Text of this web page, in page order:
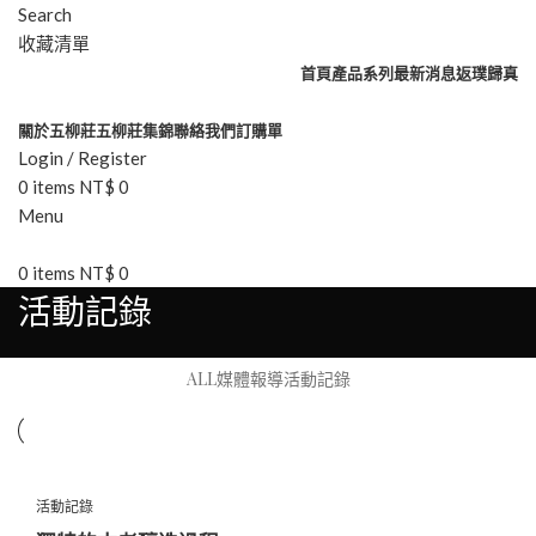
Search
收藏清單
首頁產品系列最新消息返璞歸真
關於五柳莊五柳莊集錦聯絡我們訂購單
Login / Register
0 items NT$ 0
Menu
0 items NT$ 0
活動記錄
ALL媒體報導活動記錄
活動記錄